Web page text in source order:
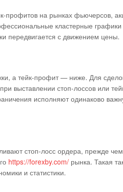
профитов на рынках фьючерсов,
кластерные графики
передвигается с движением цены.
а тейк-профит — ниже. Для
выставлении стоп-лоссов или
исполняют одинаково
стоп-лосс ордера, прежде чем
https://forexby.com/ рынка. Такая
и статистики.